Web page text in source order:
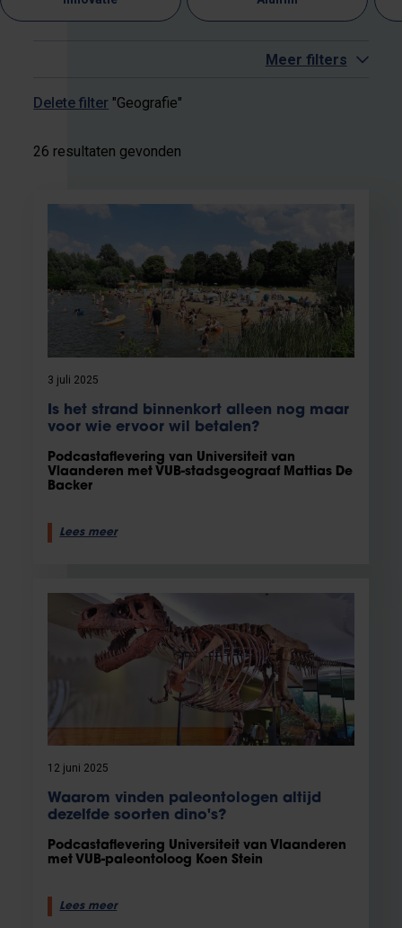
Meer filters
Delete filter "Geografie"
26 resultaten gevonden
3 juli 2025
Is het strand binnenkort alleen nog maar
voor wie ervoor wil betalen?
Podcastaflevering van Universiteit van
Vlaanderen met VUB-stadsgeograaf Mattias De
Backer
Lees meer
12 juni 2025
Waarom vinden paleontologen altijd
dezelfde soorten dino's?
Podcastaflevering Universiteit van Vlaanderen
met VUB-paleontoloog Koen Stein
Lees meer